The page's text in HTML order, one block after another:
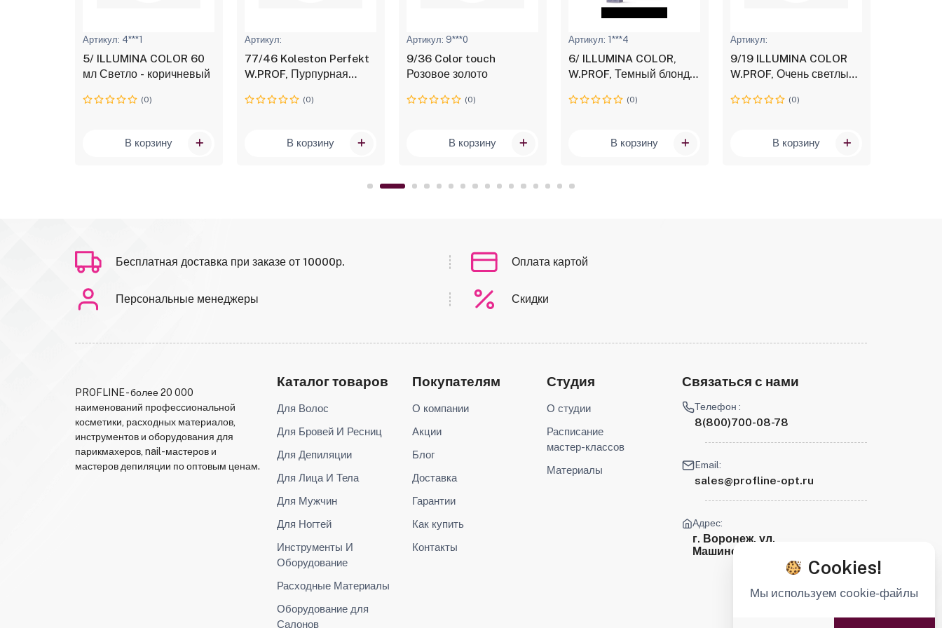
Артикул: 4***1
5/ ILLUMINA COLOR 60
мл Светло - коричневый
(0)
В корзину
Артикул:
77/46 Koleston Perfekt
W.PROF, Пурпурная
(0)
В корзину
Артикул: 9***0
9/36 Color touch
Розовое золото
(0)
В корзину
Артикул: 1***4
6/ ILLUMINA COLOR,
W.PROF, Темный блонд,
мл
(0)
В корзину
Артикул:
9/19 ILLUMINA COLOR
W.PROF, Очень светлый
сандре, стойкая крем-
(0)
В корзину
Бесплатная доставка при заказе от 10000р. Оплата картой
Персональные менеджеры Скидки
PROFLINE - более 20 000
наименований профессиональной
косметики, расходных материалов,
инструментов и оборудования для
парикмахеров, nail-мастеров и
мастеров депиляции по оптовым ценам.
Каталог товаров
Для Волос
Для Бровей И Ресниц
Для Депиляции
Для Лица И Тела
Для Мужчин
Для Ногтей
Инструменты И
Оборудование
Расходные Материалы
Оборудование для
Салонов
Покупателям
О компании
Акции
Блог
Доставка
Гарантии
Как купить
Контакты
Студия
О студии
Расписание
мастер-классов
Материалы
Связаться с нами
Телефон :
8(800)700-08-78
Email:
sales@profline-opt.ru
Адрес:
г. Воронеж, ул.
Машиностроителей, 2
Cookies!
Мы используем cookie-файлы